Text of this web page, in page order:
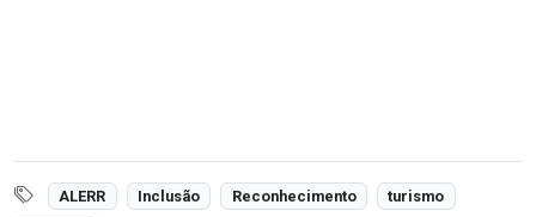
ALERR Inclusão Reconhecimento
turismo